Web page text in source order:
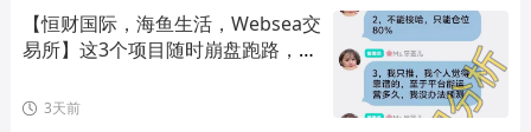
【恒财国际，海鱼生活，Websea交
易所】这3个项目随时崩盘跑路，赶
3天前